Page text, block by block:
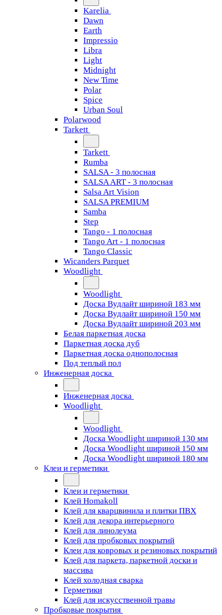
Karelia
Dawn
Earth
Impressio
Libra
Light
Midnight
New Time
Polar
Spice
Urban Soul
Polarwood
Tarkett
Tarkett
Rumba
SALSA - 3 полосная
SALSA ART - 3 полосная
Salsa Art Vision
SALSA PREMIUM
Samba
Step
Tango - 1 полосная
Tango Art - 1 полосная
Tango Classiс
Wicanders Parquet
Woodlight
Woodlight
Доска Вудлайт шириной 183 мм
Доска Вудлайт шириной 150 мм
Доска Вудлайт шириной 203 мм
Белая паркетная доска
Паркетная доска дуб
Паркетная доска однополосная
Под теплый пол
Инженерная доска
Инженерная доска
Woodlight
Woodlight
Доска Woodlight шириной 130 мм
Доска Woodlight шириной 150 мм
Доска Woodlight шириной 180 мм
Клеи и герметики
Клеи и герметики
Клей Homakoll
Клей для кварцвинила и плитки ПВХ
Клей для декора интерьерного
Клей для линолеума
Клей для пробковых покрытий
Клеи для ковровых и резиновых покрытий
Клей для паркета, паркетной доски и
массива
Клей холодная сварка
Герметики
Клей для искусственной травы
Пробковые покрытия